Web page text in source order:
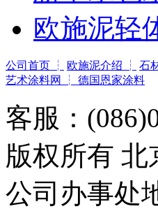
欧施泥轻
公司首页 ┆ 欧施泥介绍 ┆ 石
艺术涂料网 ┆ 德国恩家涂料
客服：
版权所有
公司办事处